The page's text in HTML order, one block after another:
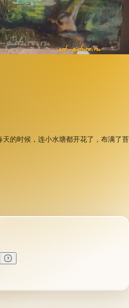
的时候，连小水塘都开花了，布满了苔